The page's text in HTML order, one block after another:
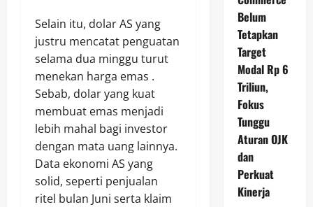
Selain itu, dolar AS yang
justru mencatat penguatan
selama dua minggu turut
menekan harga emas .
Sebab, dolar yang kuat
membuat emas menjadi
lebih mahal bagi investor
dengan mata uang lainnya.
Data ekonomi AS yang
solid, seperti penjualan
ritel bulan Juni serta klaim
Belum
Tetapkan
Target
Modal Rp 6
Triliun,
Fokus
Tunggu
Aturan OJK
dan
Perkuat
Kinerja